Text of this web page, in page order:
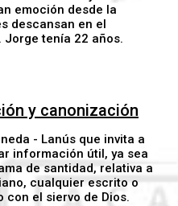
emoción desde la
descansan en el
Jorge tenía 22 años.
y canonización
- Lanús que invita a
información útil, ya sea
de santidad, relativa a
cualquier escrito o
con el siervo de Dios.